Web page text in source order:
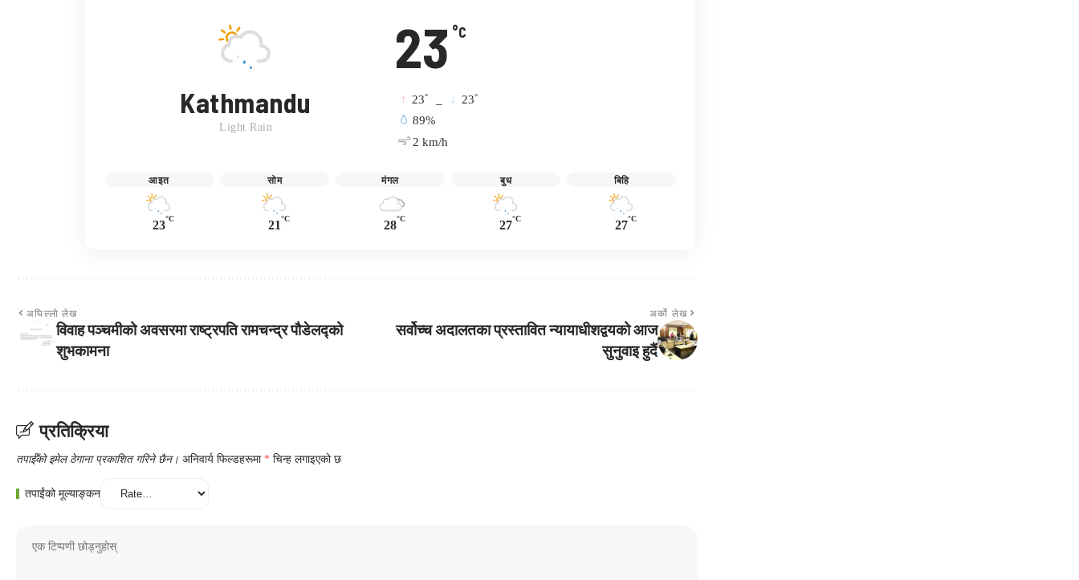
23 °C
Kathmandu
Light Rain
23° 23°
89%
2 km/h
आइत
23°C
सोम
21°C
मंगल
28°C
बुध
27°C
बिहि
27°C
अघिल्लो लेख
विवाह पञ्चमीको अवसरमा राष्ट्रपति रामचन्द्र पौडेलद्को
शुभकामना
अर्को लेख
सर्वोच्च अदालतका प्रस्तावित न्यायाधीशद्वयको आज
सुनुवाइ हुदैं
प्रतिक्रिया
तपाईँको इमेल ठेगाना प्रकाशित गरिने छैन। अनिवार्य फिल्डहरूमा * चिन्ह लगाइएको छ
तपाईंको मूल्याङ्कन